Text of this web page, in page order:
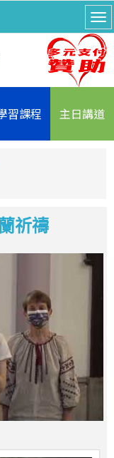
習課程 主日講道
祈禱